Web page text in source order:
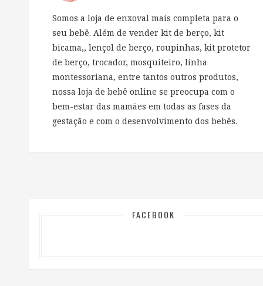
Somos a loja de enxoval mais completa para o
seu bebê. Além de vender kit de berço, kit
bicama,, lençol de berço, roupinhas, kit protetor
de berço, trocador, mosquiteiro, linha
montessoriana, entre tantos outros produtos,
nossa loja de bebê online se preocupa com o
bem-estar das mamães em todas as fases da
gestação e com o desenvolvimento dos bebês.
FACEBOOK